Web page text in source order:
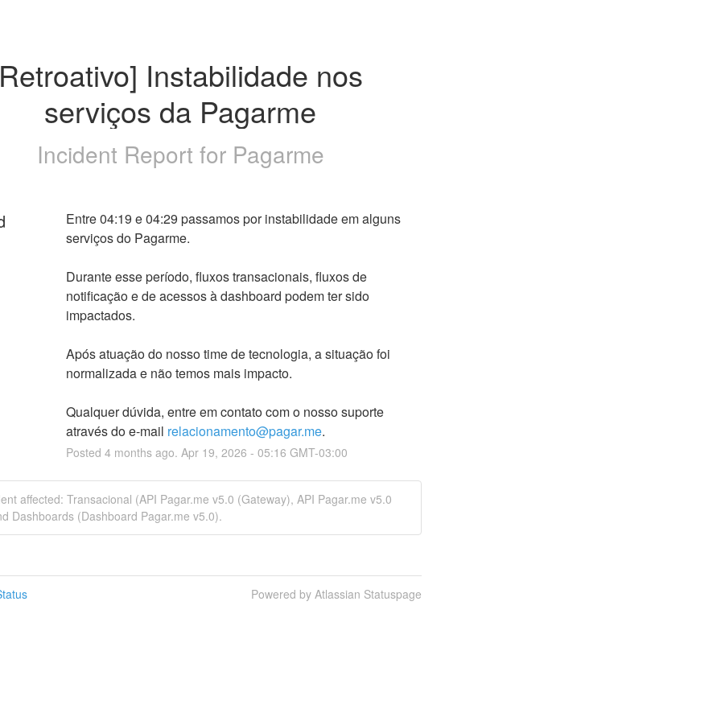
Instabilidade nos
serviços da Pagarme
Incident Report for Pagarme
Entre 04:19 e 04:29 passamos por instabilidade em alguns
serviços do Pagarme.
Durante esse período, fluxos transacionais, fluxos de
notificação e de acessos à dashboard podem ter sido
impactados.
Após atuação do nosso time de tecnologia, a situação foi
normalizada e não temos mais impacto.
Qualquer dúvida, entre em contato com o nosso suporte
através do e-mail relacionamento@pagar.me.
Posted 4months ago. Apr 19, 2026 - 05:16 GMT-03:00
affected: Transacional (API Pagar.me v5.0 (Gateway), API Pagar.me v5.0
Dashboards (Dashboard Pagar.me v5.0).
Powered by Atlassian Statuspage